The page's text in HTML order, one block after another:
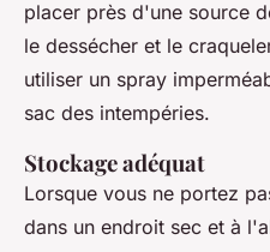
placer près d'une source
le dessécher et le
utiliser un spray
sac des intempéries.
Stockage adéquat
Lorsque vous ne portez
dans un endroit sec et à